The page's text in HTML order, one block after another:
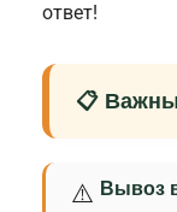
ответ!
📋
⚠️ Вывоз